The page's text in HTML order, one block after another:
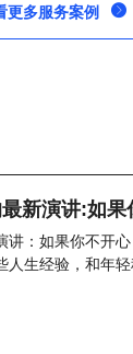
更多服务案例 
新演讲:如果
：如果你不开心
生经验，和年轻科